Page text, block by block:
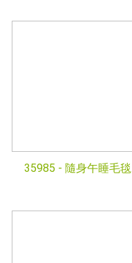
35985 - 隨身午睡毛毯